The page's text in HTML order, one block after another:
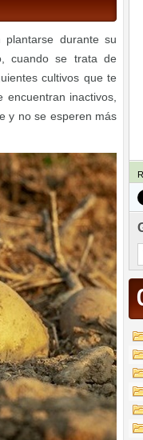
plantarse durante su
cuando se trata de
cultivos que te
inactivos,
y no se esperen más